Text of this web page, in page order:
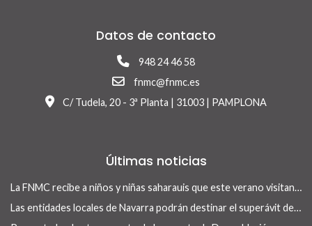
Datos de contacto
948 24 46 58
fnmc@fnmc.es
C/ Tudela, 20 - 3ª Planta | 31003 | PAMPLONA
Últimas noticias
La FNMC recibe a niños y niñas saharauis que este verano visitan Navarra con el programa Vacaciones en Paz
Las entidades locales de Navarra podrán destinar el superávit de 2025 a inversiones financieramente sostenibles tras la aprobación del Real Decreto-ley 13/2026